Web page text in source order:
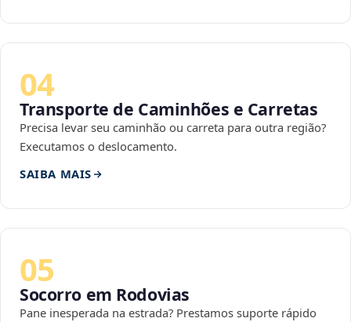
04
Transporte de Caminhões e Carretas
Precisa levar seu caminhão ou carreta para outra região?
Executamos o deslocamento.
SAIBA MAIS
05
Socorro em Rodovias
Pane inesperada na estrada? Prestamos suporte rápido